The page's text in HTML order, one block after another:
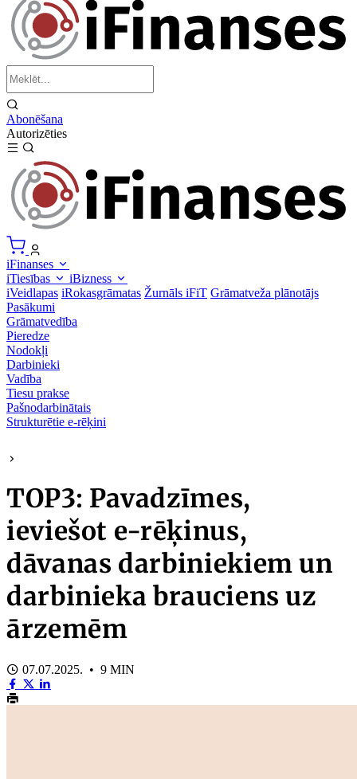
Abonēšana
Autorizēties
iFinanses
iTiesības
iBizness
iVeidlapas iRokasgrāmatas Žurnāls iFiT Grāmatveža plānotājs
Pasākumi
Grāmatvedība
Pieredze
Nodokļi
Darbinieki
Vadība
Tiesu prakse
Pašnodarbinātais
Strukturētie e-rēķini
TOP3: Pavadzīmes,
ieviešot e-rēķinus,
dāvanas darbiniekiem un
darbinieka brauciens uz
ārzemēm
07.07.2025. • 9 MIN